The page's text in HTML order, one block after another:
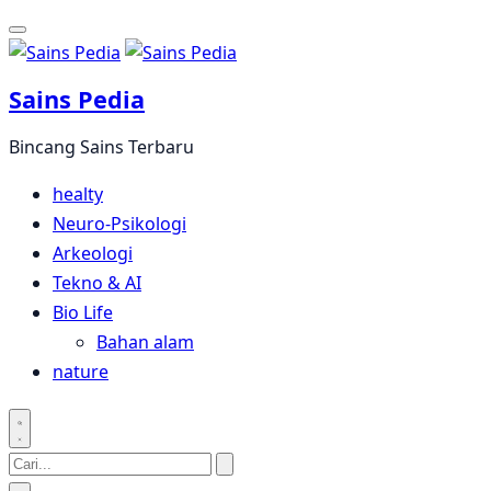
Langsung
ke
Sains Pedia
Bincang Sains Terbaru
healty
Neuro-Psikologi
Arkeologi
Tekno & AI
Bio Life
Bahan alam
nature